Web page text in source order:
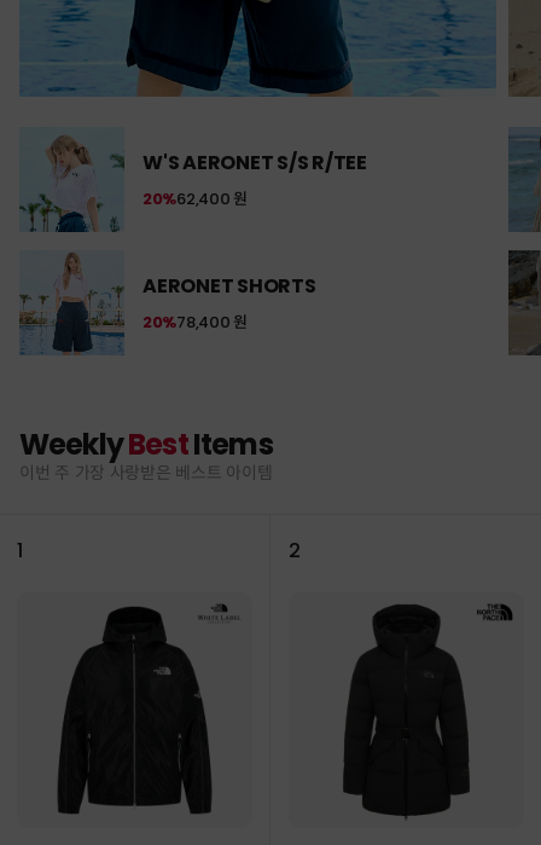
W'S AERONET S/S R/TEE
62,400 원
20%
AERONET SHORTS
78,400 원
20%
WeeklyBestItems
이번 주 가장 사랑받은 베스트 아이템
1 2